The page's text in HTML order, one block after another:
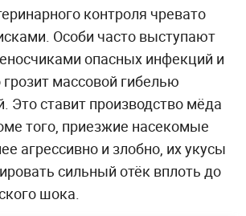
контроля чревато
Особи часто выступают
опасных инфекций и
грозит массовой гибелью
Это ставит производство мёда
того, приезжие насекомые
агрессивно и злобно, их укусы
сильный отёк вплоть до
шока.